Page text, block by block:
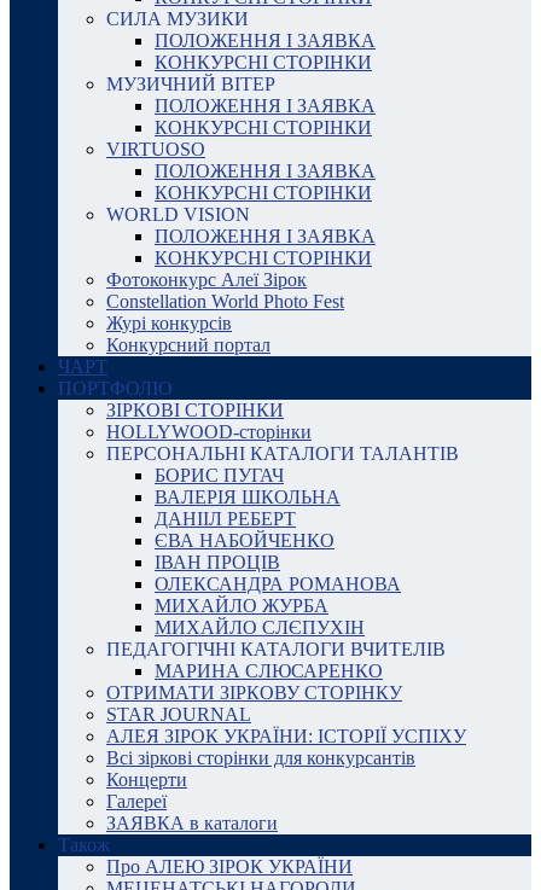
СИЛА МУЗИКИ
ПОЛОЖЕННЯ І ЗАЯВКА
КОНКУРСНІ СТОРІНКИ
МУЗИЧНИЙ ВІТЕР
ПОЛОЖЕННЯ І ЗАЯВКА
КОНКУРСНІ СТОРІНКИ
VIRTUOSO
ПОЛОЖЕННЯ І ЗАЯВКА
КОНКУРСНІ СТОРІНКИ
WORLD VISION
ПОЛОЖЕННЯ І ЗАЯВКА
КОНКУРСНІ СТОРІНКИ
Фотоконкурс Алеї Зірок
Constellation World Photo Fest
Журі конкурсів
Конкурсний портал
ЧАРТ
ПОРТФОЛІО
ЗІРКОВІ СТОРІНКИ
HOLLYWOOD-сторінки
ПЕРСОНАЛЬНІ КАТАЛОГИ ТАЛАНТІВ
БОРИС ПУГАЧ
ВАЛЕРІЯ ШКОЛЬНА
ДАНІІЛ РЕБЕРТ
ЄВА НАБОЙЧЕНКО
ІВАН ПРОЦІВ
ОЛЕКСАНДРА РОМАНОВА
МИХАЙЛО ЖУРБА
МИХАЙЛО СЛЄПУХІН
ПЕДАГОГІЧНІ КАТАЛОГИ ВЧИТЕЛІВ
МАРИНА СЛЮСАРЕНКО
ОТРИМАТИ ЗІРКОВУ СТОРІНКУ
STAR JOURNAL
АЛЕЯ ЗІРОК УКРАЇНИ: ІСТОРІЇ УСПІХУ
Всі зіркові сторінки для конкурсантів
Концерти
Галереї
ЗАЯВКА в каталоги
Також
Про АЛЕЮ ЗІРОК УКРАЇНИ